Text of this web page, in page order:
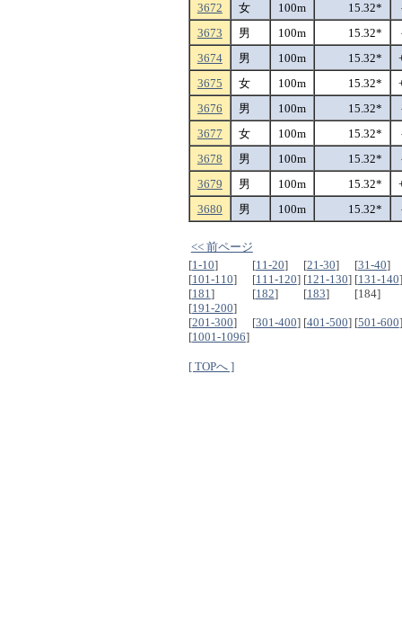
3672
女 100m 15.32*
3673
男 100m 15.32*
3674
男 100m 15.32*
3675
女 100m 15.32*
3676
男 100m 15.32*
3677
女 100m 15.32*
3678
男 100m 15.32*
3679
男 100m 15.32*
3680
男 100m 15.32*
<< 前ページ
[1-10] [11-20] [21-30] [31-40]
[101-110] [111-120] [121-130] [131-140
[181] [182] [183]
[184]
[191-200]
[201-300] [301-400] [401-500] [501-600
[1001-1096]
[ TOPへ ]